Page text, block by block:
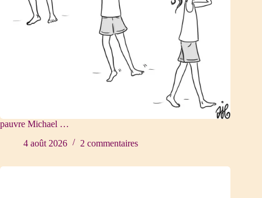
pauvre Michael …
4 août 2026
2 commentaires